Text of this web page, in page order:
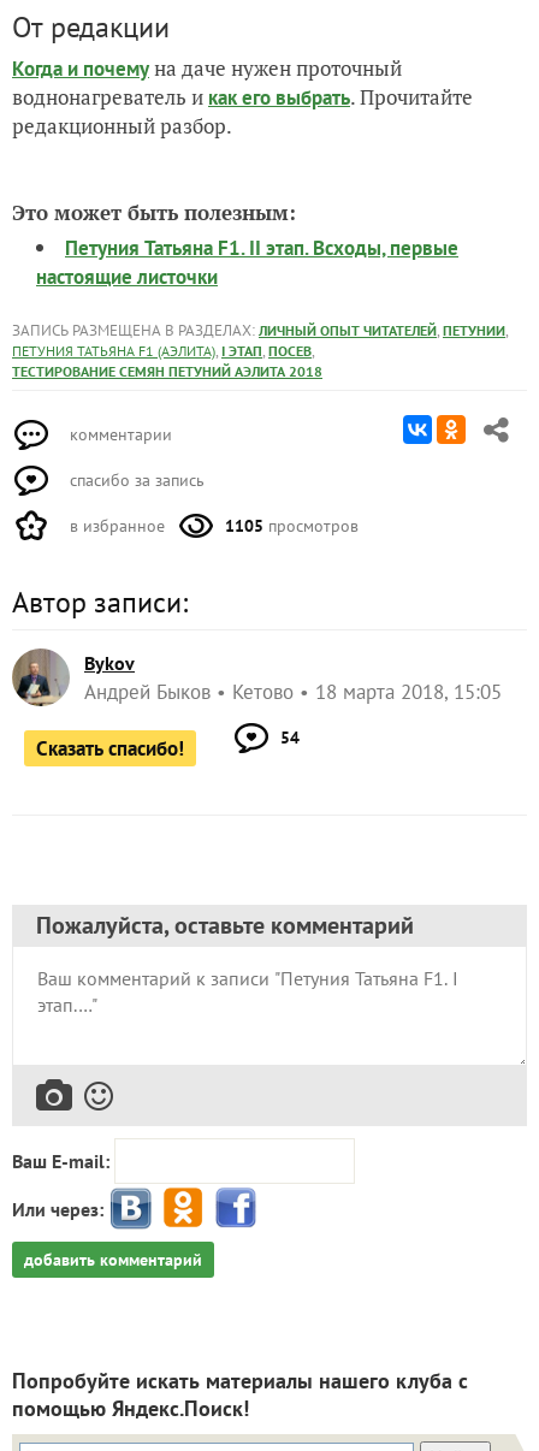
От редакции
Когда и почемуна даче нужен проточный
воднонагреватель и как его выбрать. Прочитайте
редакционный разбор.
Это может быть полезным:
Петуния Татьяна F1. II этап. Всходы, первые
настоящие листочки
ЗАПИСЬ РАЗМЕЩЕНА В РАЗДЕЛАХ: ЛИЧНЫЙ ОПЫТ ЧИТАТЕЛЕЙ, ПЕТУНИИ,
ПЕТУНИЯ ТАТЬЯНА F1 (АЭЛИТА), I ЭТАП, ПОСЕВ,
ТЕСТИРОВАНИЕ СЕМЯН ПЕТУНИЙ АЭЛИТА 2018
комментарии
спасибо за запись
в избранное 1105 просмотров
Автор записи:
Bykov
Андрей Быков Кетово 18 марта 2018, 15:05
Сказать спасибо! 54
Пожалуйста, оставьте комментарий
Ваш E-mail:
Или через:
добавить комментарий
Попробуйте искать материалы нашего клуба с
помощью Яндекс.Поиск!